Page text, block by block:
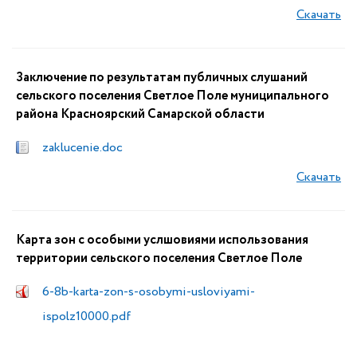
Скачать
Заключение по результатам публичных слушаний
сельского поселения Светлое Поле муниципального
района Красноярский Самарской области
zaklucenie.doc
Скачать
Карта зон с особыми услшовиями использования
территории сельского поселения Светлое Поле
6-8b-karta-zon-s-osobymi-usloviyami-
ispolz10000.pdf